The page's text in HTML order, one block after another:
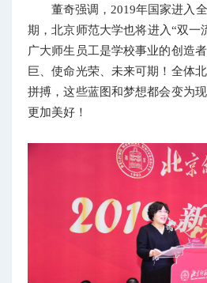
董奇强调，2019年国家进入
期，北京师范大学也将进入“双一
广大师生员工是学校事业的创造
巨、使命光荣、未来可期！全体
拼搏，这些蓝图和梦想都会变为
更加美好！